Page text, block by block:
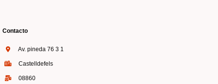
Contacto
Av. pineda 76 3 1
Castelldefels
08860